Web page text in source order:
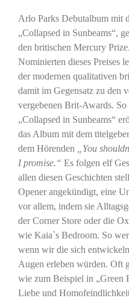
Arlo Parks Debutalbum mit
„Collapsed in Sunbeams“,
den britischen Mercury
Nominierten dieses Preises
der modernen qualitativen
damit im Gegensatz zu den
vergebenen Brit-Awards.
„Collapsed in Sunbeams“
das Album mit dem
dem Hörenden
You
I promise.‎“ Es folgen elf
allen diesen Geschichten
Opener angekündigt, eine
vor allem, indem sie
der Corner Store oder die
wie Kaia`s Bedroom. So
wenn wir die sich
Augen erleben würden. Oft
wie zum Beispiel in „Green
Liebe und